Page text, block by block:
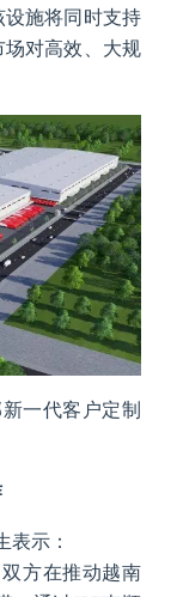
施将同时支持
对高效、大规
一代客户定制
表示：
方在推动越南